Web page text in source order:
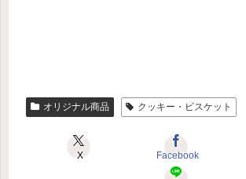
オリジナル商品 クッキー・ビスケット
X Facebook